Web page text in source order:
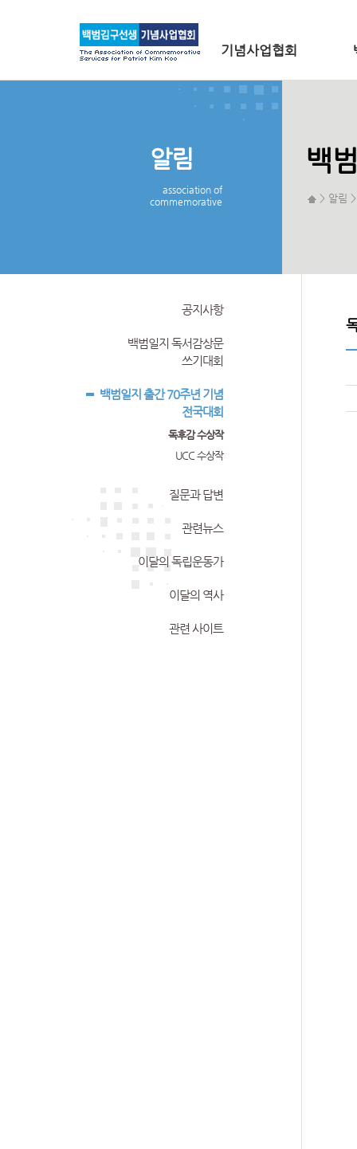
기념사업협회
알림
association of
commemorative
백
> 알림
공지사항
백범일지 독서감상문
쓰기대회
백범일지 출간 70주년 기념
전국대회
독후감 수상작
UCC 수상작
질문과 답변
관련뉴스
이달의 독립운동가
이달의 역사
관련 사이트